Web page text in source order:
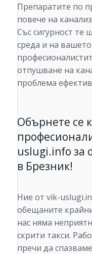
Препаратите по
повече на
Със сигурност те
среда и на
отпушване на
проблема
Обърнете се
uslugi.info за
в Брезник!
Ние от vik-
обещаните
нас няма
скрити такси.
пречи да